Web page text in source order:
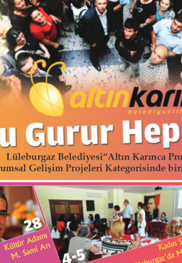
Kadın
4-5
28
Kültür Adamı
M. Sami Arı
Lüleburgaz Belediyesi“Altın Karınca
Gelişim Projeleri Kategorisinde